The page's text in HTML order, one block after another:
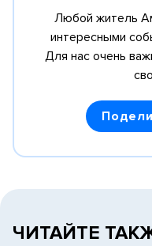
Любой житель
интересными
Для нас очень
ЧИТАЙТЕ